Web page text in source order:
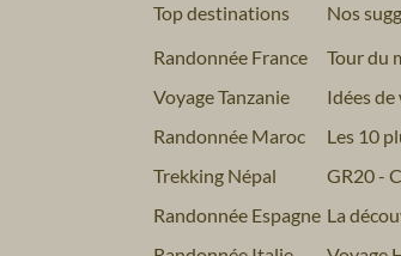
Top destinations
Randonnée France
Voyage Tanzanie
Randonnée Maroc
Trekking Népal
Randonnée Espagne
Nos
Tour du
Idées de
Les 10
GR20 -
La